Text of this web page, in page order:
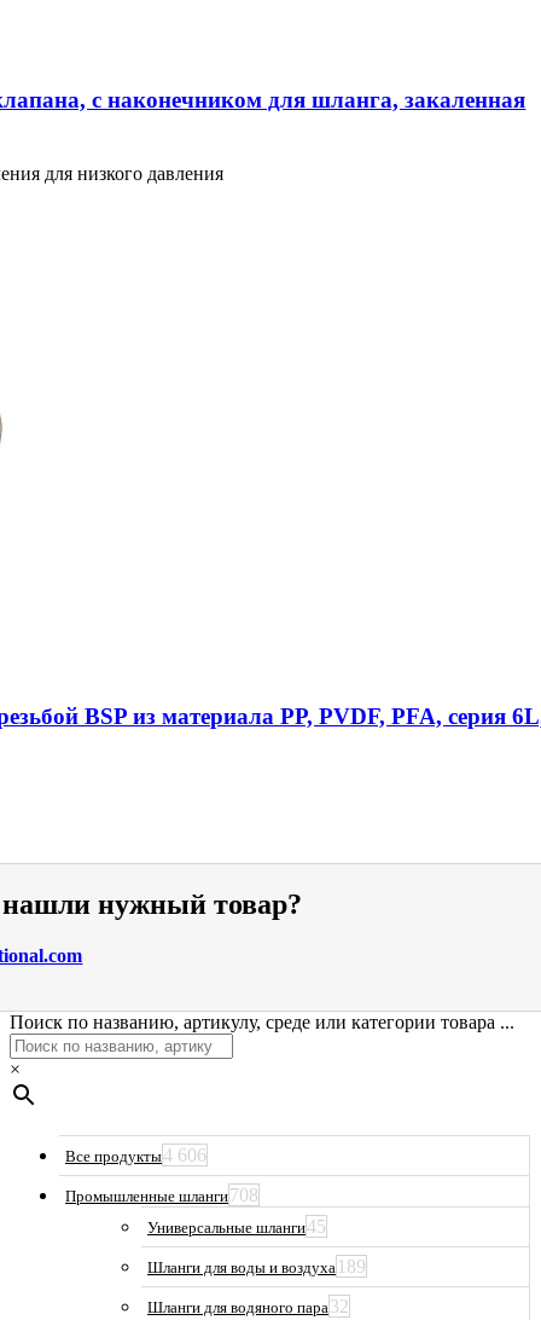
с наконечником для шланга, закаленная
для низкого давления
BSP из материала PP, PVDF, PFA, серия
нужный товар?
Поиск по названию, артикулу, среде или категории товара ...
×
Все продукты4 606
Промышленные шланги708
Универсальные шланги45
Шланги для воды и воздуха 189
Шланги для водяного пара32